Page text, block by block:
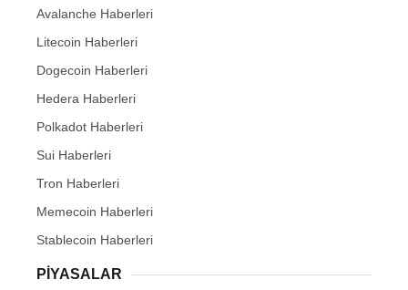
Avalanche Haberleri
Litecoin Haberleri
Dogecoin Haberleri
Hedera Haberleri
Polkadot Haberleri
Sui Haberleri
Tron Haberleri
Memecoin Haberleri
Stablecoin Haberleri
PIYASALAR